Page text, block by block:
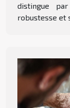
distingue
robustesse et